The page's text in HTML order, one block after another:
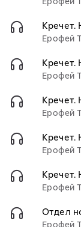
Кречет.
Ерофей
Кречет.
Ерофей
Кречет.
Ерофей
Кречет.
Ерофей
Кречет.
Ерофей
Отдел
Ерофей